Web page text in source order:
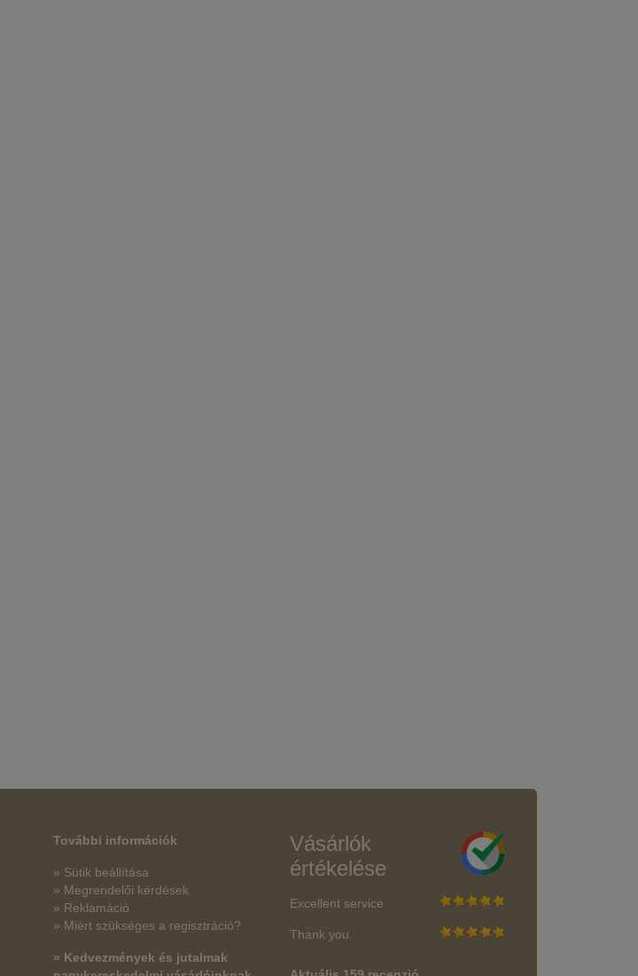
További információk
» Sütik beállítása
» Megrendelői kérdések
» Reklamáció
» Miért szükséges a regisztráció?
» Kedvezmények és jutalmak
Vásárlók
értékelése
Excellent service
Thank you.